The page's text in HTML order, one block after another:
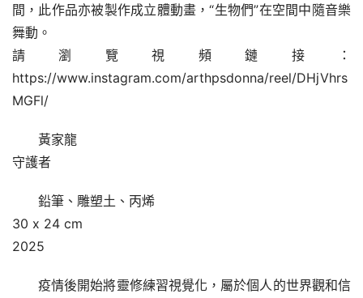
間，此作品亦被製作成立體動畫，“生物們”在空間中隨音樂
舞動。
請瀏覽視頻鏈接：
https://www.instagram.com/arthpsdonna/reel/DHjVhrs
MGFl/
黃家龍
守護者
鉛筆、雕塑土、丙烯
30 x 24 cm
2025
疫情後開始將靈修練習視覺化，屬於個人的世界觀和信